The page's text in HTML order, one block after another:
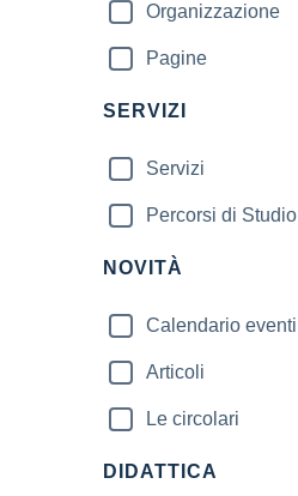
Organizzazione
Pagine
SERVIZI
Servizi
Percorsi di Studio
NOVITÀ
Calendario eventi
Articoli
Le circolari
DIDATTICA